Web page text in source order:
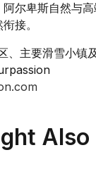
阿尔卑斯自然与高
接。
、主要滑雪小镇
Also